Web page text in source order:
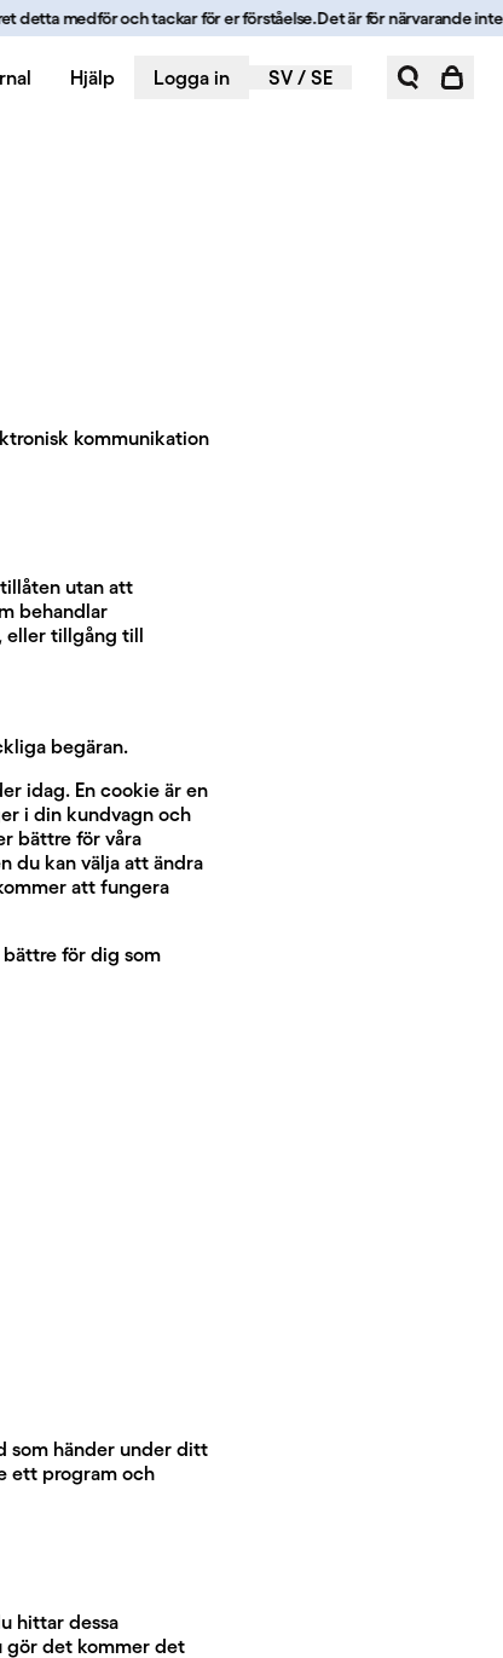
medför och tackar för er förståelse.Det är för närvarande inte
Hjälp Logga in SV / SE
kommunikation
utan att
behandlar
eller tillgång till
begäran.
idag. En cookie är en
i din kundvagn och
bättre för våra
du kan välja att ändra
att fungera
bättre för dig som
som händer under ditt
ett program och
hittar dessa
gör det kommer det